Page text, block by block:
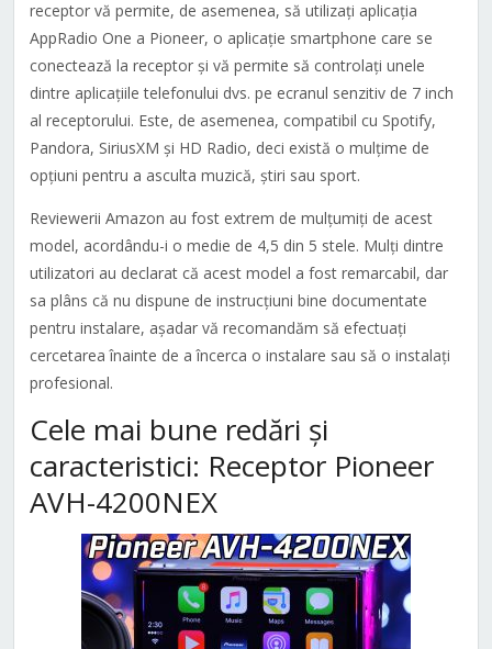
receptor vă permite, de asemenea, să utilizați aplicația
AppRadio One a Pioneer, o aplicație smartphone care se
conectează la receptor și vă permite să controlați unele
dintre aplicațiile telefonului dvs. pe ecranul senzitiv de 7 inch
al receptorului. Este, de asemenea, compatibil cu Spotify,
Pandora, SiriusXM și HD Radio, deci există o mulțime de
opțiuni pentru a asculta muzică, știri sau sport.
Reviewerii Amazon au fost extrem de mulțumiți de acest
model, acordându-i o medie de 4,5 din 5 stele. Mulți dintre
utilizatori au declarat că acest model a fost remarcabil, dar
sa plâns că nu dispune de instrucțiuni bine documentate
pentru instalare, așadar vă recomandăm să efectuați
cercetarea înainte de a încerca o instalare sau să o instalați
profesional.
Cele mai bune redări și
caracteristici: Receptor Pioneer
AVH-4200NEX